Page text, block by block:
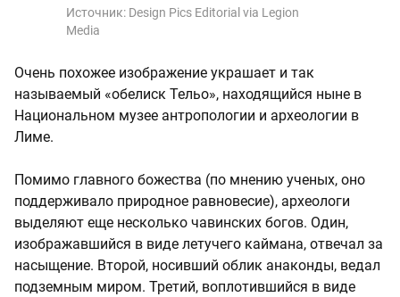
Источник: Design Pics Editorial via Legion
Media
Очень похожее изображение украшает и так
называемый «обелиск Тельо», находящийся ныне в
Национальном музее антропологии и археологии в
Лиме.
Помимо главного божества (по мнению ученых, оно
поддерживало природное равновесие), археологи
выделяют еще несколько чавинских богов. Один,
изображавшийся в виде летучего каймана, отвечал за
насыщение. Второй, носивший облик анаконды, ведал
подземным миром. Третий, воплотившийся в виде